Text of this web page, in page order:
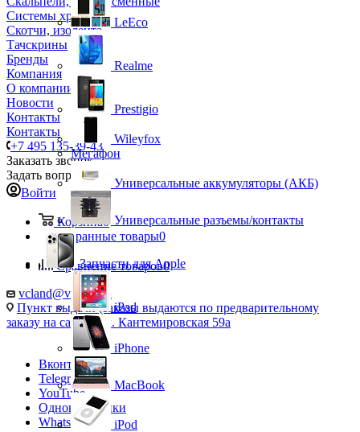
Системы хранения
Скотчи, изолента
Тачскрины
Бренды
Компания
О компании
Новости
Контакты
Контакты
+7 495 135-39-43
Заказать звонок
Задать вопрос
Войти
Корзина0
Избранные товары0
Сравнение товаров0
vcland@vcland.ru
Пункт выдачи (заказы выдаются по предварительному
заказу на сайте), ул. Кантемировская 59а
Вконтакте
Telegram
YouTube
Одноклассники
WhatsApp
LeEco
Realme
Prestigio
Wileyfox
Мегафон
Универсальные аккумуляторы (АКБ)
Универсальные разъемы/контакты
Запчасти для Apple
iPad
iPhone
MacBook
iPod